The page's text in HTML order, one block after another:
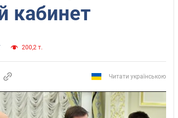
кабинет
200,2 т.
Читати українською